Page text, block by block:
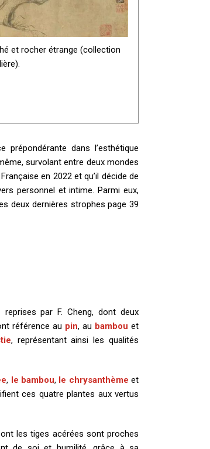
et rocher étrange (collection
prépondérante dans l’esthétique
survolant entre deux mondes
en 2022 et qu’il décide de
personnel et intime. Parmi eux,
deux dernières strophes page 39
reprises par F. Cheng, dont deux
référence au pin, au bambou et
, représentant ainsi les qualités
, le bambou, le chrysanthème et
ces quatre plantes aux vertus
les tiges acérées sont proches